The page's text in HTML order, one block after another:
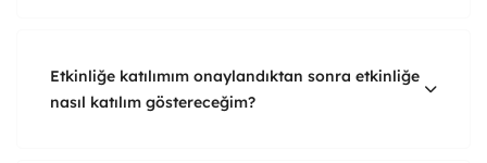
Etkinliğe katılımım onaylandıktan sonra etkinliğe
nasıl katılım göstereceğim?